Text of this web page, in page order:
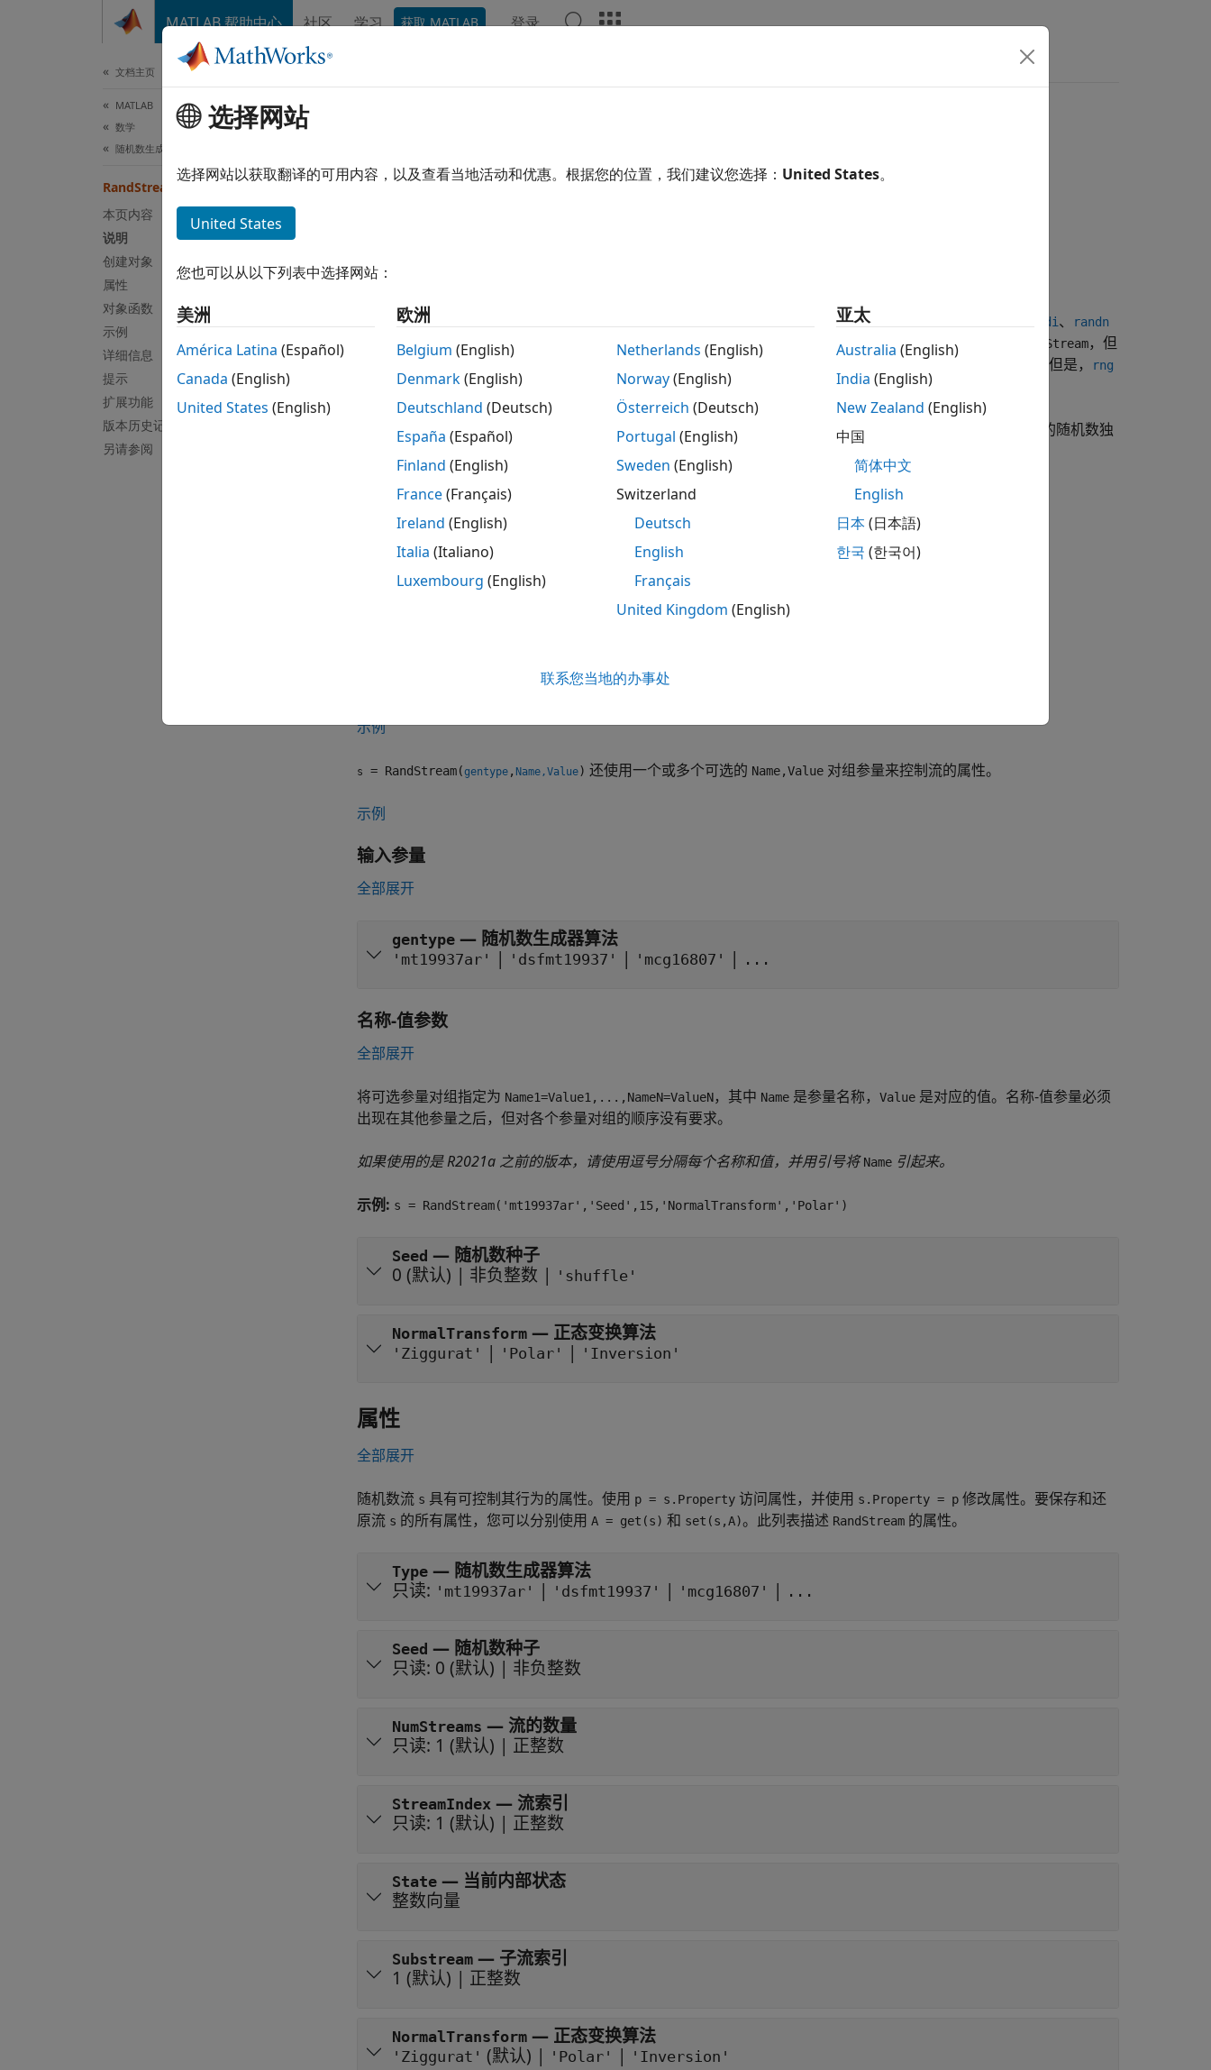
MATLAB 帮助中心 社区 学习 获取 MATLAB 登录
文档主页
MATLAB
数学
随机数生成
RandStream
本页内容
说明
创建对象
属性
对象函数
示例
详细信息
提示
扩展功能
版本历史记录
另请参阅
随机数流
RandStream
您可以从一个或多个随机数流生成 MATLAB 中的伪随机数。生成随机数数组的最简单方法是使用 randi 、 randn
randperm 函数。这些函数全部依赖于同一个均匀分布的随机数流，称为 全局流。更改全局流可以使用 RandStream，但
这不是必需的。如果使用
创建一个流，可以使用 使其成为全局流。但是， rng
函数提供了更简单的接口来创建一个可以满足大多数用例需求的全局流。
您也可以使用 RandStream 创建流，然后使用rand 、randi 、randn randperm从这些流中生成随机数。生成的随机数独
立于从全局流或其他流中得到的随机数。有关详细信息，请参阅
创建对象
使用以下语法创建单个随机数流。如果要同时创建多个独立的流，请使用 RandStream.create
创建一个随机数流，该数流使用
示例
s = RandStream(gentype , Name,Value) 还使用一个或多个可选的 Name,Value 对组参量来控制流的属性。
示例
输入参量
全部展开
gentype — 随机数生成器算法
'mt19937ar' | 'dsfmt19937' | 'mcg16807' | ...
名称-值参数
全部展开
将可选参量对组指定为 Name1=Value1,...,NameN=ValueN，其中 Name 是参量名称， Value 是对应的值。名称-值参量必须
出现在其他参量之后，但对各个参量对组的顺序没有要求。
如果使用的是 R2021a 之前的版本，请使用逗号分隔每个名称和值，并用引号将 Name 引起来。
示例: s = RandStream('mt19937ar','Seed',15,'NormalTransform','Polar')
Seed — 随机数种子
0 (默认) | 非负整数 | 'shuffle'
NormalTransform — 正态变换算法
'Ziggurat' | 'Polar' | 'Inversion'
属性
全部展开
随机数流 s 具有可控制其行为的属性。使用 p = s.Property 访问属性，并使用 s.Property = p 修改属性。要保存和还
原流 s 的所有属性，您可以分别使用 A = get(s) 和 set(s,A)。此列表描述 RandStream 的属性。
Type — 随机数生成器算法
只读: 'mt19937ar' | 'dsfmt19937' | 'mcg16807' | ...
Seed — 随机数种子
只读: 0 (默认) | 非负整数
NumStreams — 流的数量
只读: 1 (默认) | 正整数
StreamIndex — 流索引
只读: 1 (默认) | 正整数
State — 当前内部状态
整数向量
Substream — 子流索引
1 (默认) | 正整数
NormalTransform — 正态变换算法
'Ziggurat' (默认) | 'Polar' | 'Inversion'
选择网站
选择网站以获取翻译的可用内容，以及查看当地活动和优惠。根据您的位置，我们建议您选择： United States。
United States
您也可以从以下列表中选择网站：
美洲
América Latina (Español)
Canada (English)
United States (English)
欧洲
Belgium (English)
Denmark(English)
Deutschland (Deutsch)
España (Español)
Finland (English)
France(Français)
Ireland (English)
Italia (Italiano)
Luxembourg (English)
Netherlands (English)
Norway(English)
Österreich (Deutsch)
Portugal (English)
Sweden (English)
Switzerland
Deutsch
English
Français
United Kingdom (English)
亚太
Australia (English)
India (English)
New Zealand (English)
中国
简体中文
English
日本(日本語)
한국 (한국어)
联系您当地的办事处